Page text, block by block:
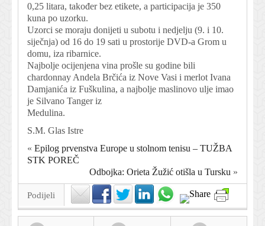
0,25 litara, također bez etikete, a participacija je 350
kuna po uzorku.
Uzorci se moraju donijeti u subotu i nedjelju (9. i 10.
siječnja) od 16 do 19 sati u prostorije DVD-a Grom u
domu, iza ribarnice.
Najbolje ocijenjena vina prošle su godine bili
chardonnay Andela Brčića iz Nove Vasi i merlot Ivana
Damjanića iz Fuškulina, a najbolje maslinovo ulje imao
je Silvano Tanger iz
Medulina.
S.M. Glas Istre
« Epilog prvenstva Europe u stolnom tenisu – TUŽBA
STK POREČ
Odbojka: Orieta Žužić otišla u Tursku »
Podijeli